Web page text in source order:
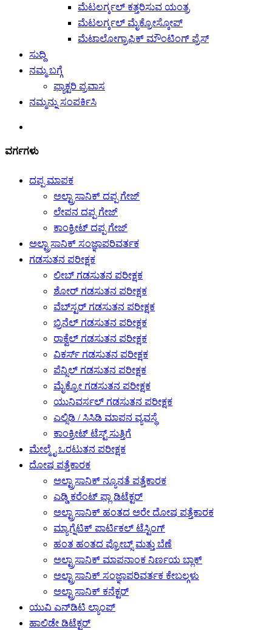
ಮೆಟಲರ್ಗ್ಕಲ್ ಕತ್ತರಿಸುವ ಯಂತ್ರ
ಮೆಟಲರ್ಗ್ಕಲ್ ಮೈಕ್ರೋಸ್ಕೋಪ್
ಮೆಟಾಲೋಗ್ರಾಫಿಕ್ ಮೌಂಟಿಂಗ್ ಪ್ರೆಸ್
ಸುದ್ದಿ
ನಮ್ಮ ಬಗ್ಗೆ
ಫ್ಯಾಕ್ಟರಿ ಪ್ರವಾಸ
ನಮ್ಮನ್ನು ಸಂಪರ್ಕಿಸಿ
ವರ್ಗಗಳು
ದಪ್ಪ ಮಾಪಕ
ಅಲ್ಟ್ರಾಸಾನಿಕ್ ದಪ್ಪ ಗೇಜ್
ಲೇಪನ ದಪ್ಪ ಗೇಜ್
ಕಾಂಕ್ರೀಟ್ ದಪ್ಪ ಗೇಜ್
ಅಲ್ಟ್ರಾಸಾನಿಕ್ ಸಂಜ್ಞಾಪರಿವರ್ತಕ
ಗಡಸುತನ ಪರೀಕ್ಷಕ
ಲೀಬ್ ಗಡಸುತನ ಪರೀಕ್ಷಕ
ಶೋರ್ ಗಡಸುತನ ಪರೀಕ್ಷಕ
ವೆಬ್‌ಸ್ಟರ್ ಗಡಸುತನ ಪರೀಕ್ಷಕ
ಬ್ರಿನೆಲ್ ಗಡಸುತನ ಪರೀಕ್ಷಕ
ರಾಕ್ವೆಲ್ ಗಡಸುತನ ಪರೀಕ್ಷಕ
ವಿಕರ್ಸ್ ಗಡಸುತನ ಪರೀಕ್ಷಕ
ಪೆನ್ಸಿಲ್ ಗಡಸುತನ ಪರೀಕ್ಷಕ
ಮೈಕ್ರೋ ಗಡಸುತನ ಪರೀಕ್ಷಕ
ಯುನಿವರ್ಸಲ್ ಗಡಸುತನ ಪರೀಕ್ಷಕ
ಎಲ್ಸಿಡಿ / ಸಿಸಿಡಿ ಮಾಪನ ವ್ಯವಸ್ಥೆ
ಕಾಂಕ್ರೀಟ್ ಟೆಸ್ಟ್ ಸುತ್ತಿಗೆ
ಮೇಲ್ಮೈ ಒರಟುತನ ಪರೀಕ್ಷಕ
ದೋಷ ಪತ್ತೆಕಾರಕ
ಅಲ್ಟ್ರಾಸಾನಿಕ್ ನ್ಯೂನತೆ ಪತ್ತೆಕಾರಕ
ಎಡ್ಡಿ ಕರೆಂಟ್ ಫ್ಲಾ ಡಿಟೆಕ್ಟರ್
ಅಲ್ಟ್ರಾಸಾನಿಕ್ ಹಂತದ ಅರೇ ದೋಷ ಪತ್ತೆಕಾರಕ
ಮ್ಯಾಗ್ನೆಟಿಕ್ ಪಾರ್ಟಿಕಲ್ ಟೆಸ್ಟಿಂಗ್
ಹಂತ ಹಂತದ ಪ್ರೋಬ್ಸ್ ಮತ್ತು ಬೆಣೆ
ಅಲ್ಟ್ರಾಸಾನಿಕ್ ಮಾಪನಾಂಕ ನಿರ್ಣಯ ಬ್ಲಾಕ್
ಅಲ್ಟ್ರಾಸಾನಿಕ್ ಸಂಜ್ಞಾಪರಿವರ್ತಕ ಕೇಬಲ್ಗಳು
ಅಲ್ಟ್ರಾಸಾನಿಕ್ ಕನೆಕ್ಟರ್
ಯುವಿ ಎನ್‌ಡಿಟಿ ಲ್ಯಾಂಪ್
ಹಾಲಿಡೇ ಡಿಟೆಕ್ಟರ್